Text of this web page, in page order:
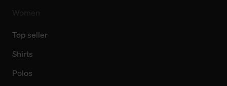
Top seller
Shirts
Polos